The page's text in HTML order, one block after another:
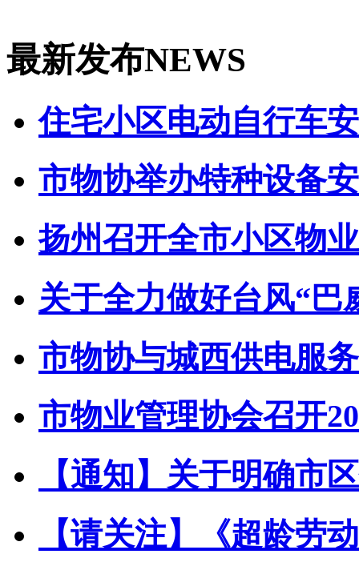
最新发布NEWS
住宅小区电动自行车
市物协举办特种设备
扬州召开全市小区物
关于全力做好台风“巴
市物协与城西供电服
市物业管理协会召开
【通知】关于明确市
【请关注】《超龄劳